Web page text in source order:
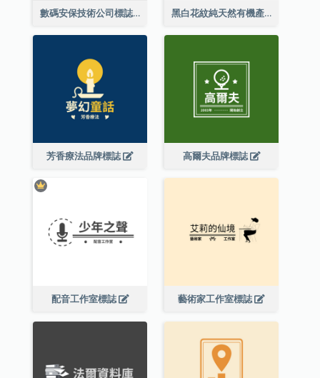
數碼安保技術公司標誌 黑白花紋純天然有機產品標誌
芳香療法品牌標誌 高爾夫品牌標誌
配音工作室標誌 藝術家工作室標誌